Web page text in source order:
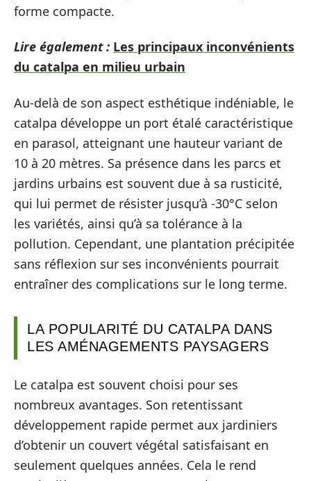
forme compacte.
Lire également : Les principaux inconvénients
du catalpa en milieu urbain
Au-delà de son aspect esthétique indéniable, le
catalpa développe un port étalé caractéristique
en parasol, atteignant une hauteur variant de
10 à 20 mètres. Sa présence dans les parcs et
jardins urbains est souvent due à sa rusticité,
qui lui permet de résister jusqu’à -30°C selon
les variétés, ainsi qu’à sa tolérance à la
pollution. Cependant, une plantation précipitée
sans réflexion sur ses inconvénients pourrait
entraîner des complications sur le long terme.
LA POPULARITÉ DU CATALPA DANS
LES AMÉNAGEMENTS PAYSAGERS
Le catalpa est souvent choisi pour ses
nombreux avantages. Son retentissant
développement rapide permet aux jardiniers
d’obtenir un couvert végétal satisfaisant en
seulement quelques années. Cela le rend